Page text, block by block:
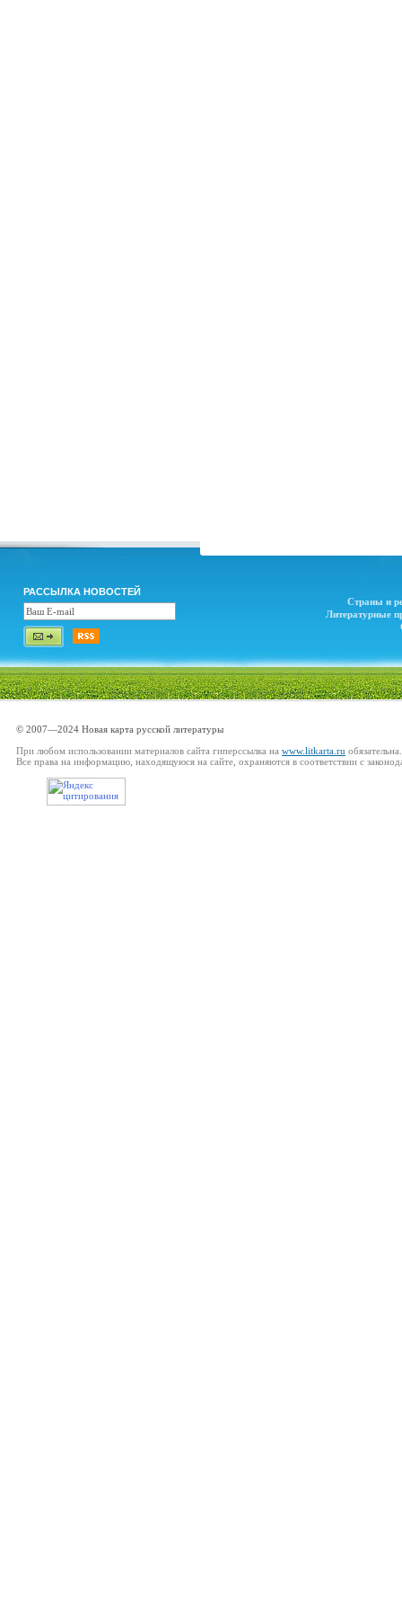
РАССЫЛКА НОВОСТЕЙ
Страны и
Литературные
© 2007—2024 Новая карта русской литературы
При любом использовании материалов сайта гиперссылка на www.litkarta.ru обязательна.
Все права на информацию, находящуюся на сайте, охраняются в соответствии с